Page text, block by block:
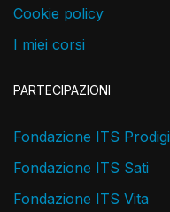
Cookie policy
I miei corsi
PARTECIPAZIONI
Fondazione ITS Prodigi
Fondazione ITS Sati
Fondazione ITS Vita